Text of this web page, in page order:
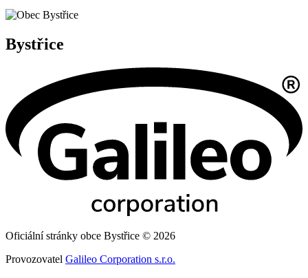
Bystřice
Oficiální stránky obce Bystřice © 2026
Provozovatel Galileo Corporation s.r.o.